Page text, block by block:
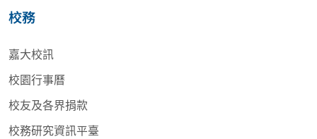
校務
嘉大校訊
校園行事曆
校友及各界捐款
校務研究資訊平臺